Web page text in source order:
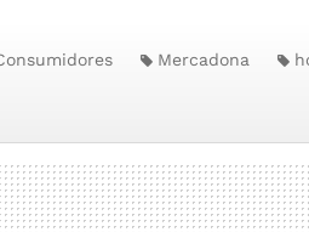
Mercadona